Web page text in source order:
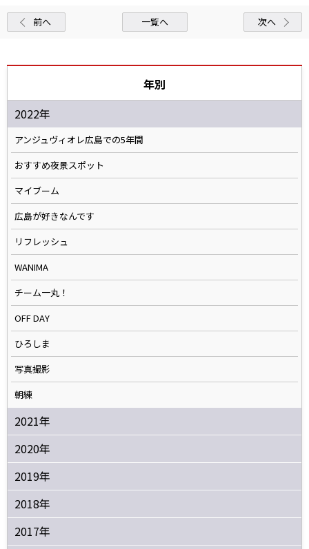
前へ 一覧へ 次へ
年別
2022年
アンジュヴィオレ広島での5年間
おすすめ夜景スポット
マイブーム
広島が好きなんです
リフレッシュ
WANIMA
チーム一丸！
OFF DAY
ひろしま
写真撮影
朝練
2021年
2020年
2019年
2018年
2017年